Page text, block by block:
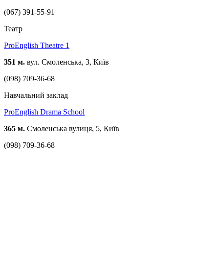
(067) 391-55-91
Театр
ProEnglish Theatre 1
351 м. вул. Смоленська, 3, Київ
(098) 709-36-68
Навчальний заклад
ProEnglish Drama School
365 м. Смоленська вулиця, 5, Київ
(098) 709-36-68